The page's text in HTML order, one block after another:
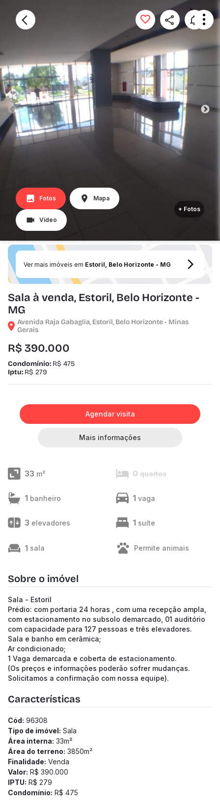
Fotos Mapa
Vídeo
+ Fotos
Ver mais imóveis em Estoril, Belo Horizonte - MG
Sala à venda, Estoril, Belo Horizonte -
MG
Avenida Raja Gabaglia, Estoril, Belo Horizonte - Minas
Gerais
R$ 390.000
Condomínio: R$ 475
Iptu: R$ 279
Agendar visita
Mais informações
33 m² 0 quartos
1 banheiro 1 vaga
3 elevadores 1 suíte
1 sala Permite animais
Sobre o imóvel
Sala - Estoril
Prédio: com portaria 24 horas , com uma recepção ampla,
com estacionamento no subsolo demarcado, 01 auditório
com capacidade para 127 pessoas e três elevadores.
Sala e banho em cerâmica;
Ar condicionado;
1 Vaga demarcada e coberta de estacionamento.
(Os preços e informações poderão sofrer mudanças.
Solicitamos a confirmação com nossa equipe).
Características
Cód: 96308
Tipo de imóvel: Sala
Área interna: 33m²
Área do terreno: 3850m²
Finalidade: Venda
Valor: R$ 390.000
IPTU: R$ 279
Condomínio: R$ 475